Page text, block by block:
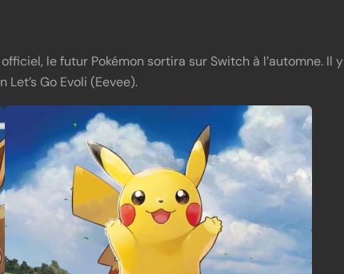
le futur Pokémon sortira sur Switch à l’automne. Il y
Let’s Go Evoli (Eevee).